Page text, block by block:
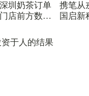
圳奶茶订单
店前方数百
携笔从
国启新
于人的结果